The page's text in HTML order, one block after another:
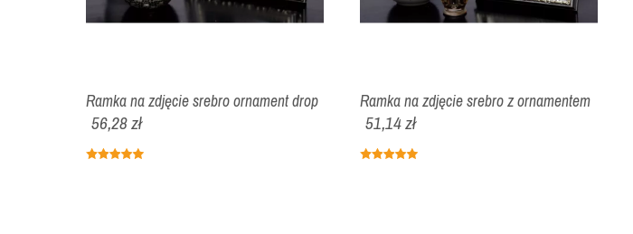
Ramka na zdjęcie srebro ornament drop
56,28 zł
Ramka na zdjęcie srebro z ornamentem
51,14 zł